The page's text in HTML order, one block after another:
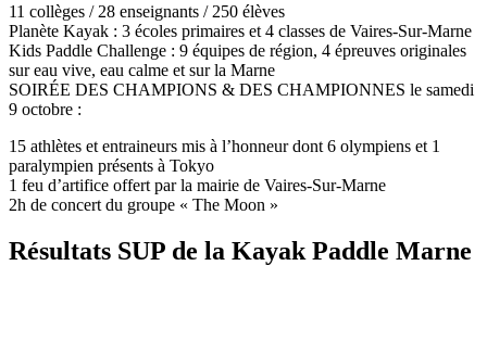
11 collèges / 28 enseignants / 250 élèves
Planète Kayak : 3 écoles primaires et 4 classes de Vaires-Sur-Marne
Kids Paddle Challenge : 9 équipes de région, 4 épreuves originales
sur eau vive, eau calme et sur la Marne
SOIRÉE DES CHAMPIONS & DES CHAMPIONNES le samedi
9 octobre :
15 athlètes et entraineurs mis à l’honneur dont 6 olympiens et 1
paralympien présents à Tokyo
1 feu d’artifice offert par la mairie de Vaires-Sur-Marne
2h de concert du groupe « The Moon »
Résultats SUP de la Kayak Paddle Marne